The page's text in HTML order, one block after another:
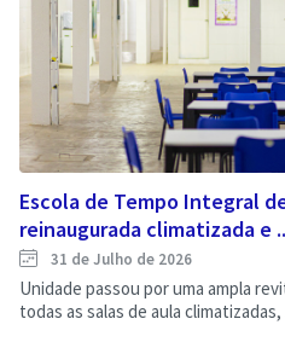
Escola de Tempo Integral
reinaugurada climatizada e
31 de Julho de 2026
Unidade passou por uma ampla
todas as salas de aula climatizadas,